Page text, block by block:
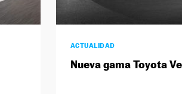
ACTUALIDAD
Nueva gama Toyota